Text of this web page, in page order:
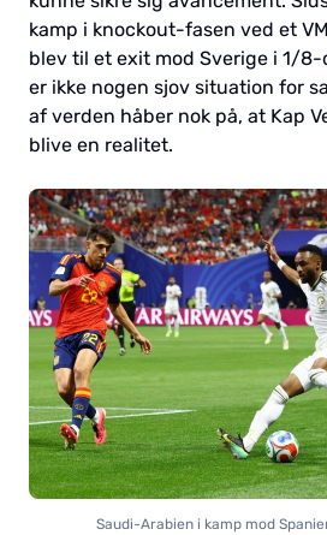
kamp i knockout-fasen ved et
blev til et exit mod Sverige i 1/
er ikke nogen sjov situation for
af verden håber nok på, at Kap
blive en realitet.
Saudi-Arabien i kamp mod